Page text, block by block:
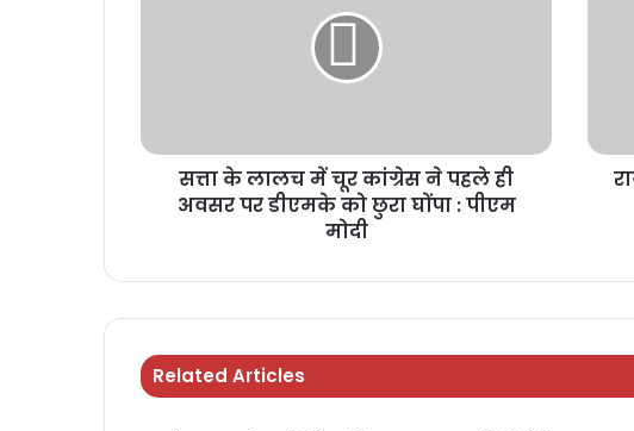
सत्ता के लालच में चूर कांग्रेस ने पहले ही
अवसर पर डीएमके को छुरा घोंपा : पीएम
मोदी
Related Articles